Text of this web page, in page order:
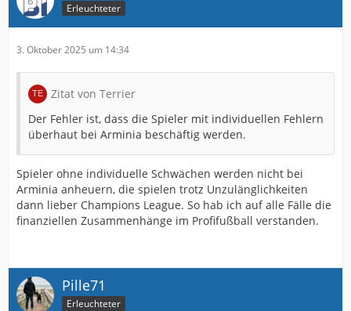
Erleuchteter
3. Oktober 2025 um 14:34
Zitat von Terrier
Der Fehler ist, dass die Spieler mit individuellen Fehlern
überhaut bei Arminia beschäftig werden.
Spieler ohne individuelle Schwächen werden nicht bei
Arminia anheuern, die spielen trotz Unzulänglichkeiten
dann lieber Champions League. So hab ich auf alle Fälle die
finanziellen Zusammenhänge im Profifußball verstanden.
Pille71
Erleuchteter